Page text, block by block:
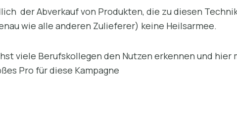
der Abverkauf von Produkten, die zu diesen
wie alle anderen Zulieferer) keine Heilsarmee.
viele Berufskollegen den Nutzen erkennen und hier
Pro für diese Kampagne